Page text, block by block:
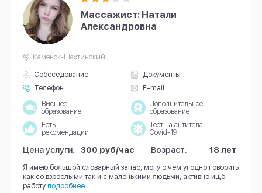
Массажист: Натали
Александровна
Собеседование
Документы
Телефон
E-mail
Каменск-Шахтинский
Высшее
образование
Дополнительное
образование
Есть
рекомендации
Тест на антитела
Covid-19
Цена услуги: 300 руб/час Возраст: 18 лет
Я имею большой словарный запас, могу о чем угодно говорить
как со взрослыми так и с маленькими людьми, активно ищб
работу подробнее